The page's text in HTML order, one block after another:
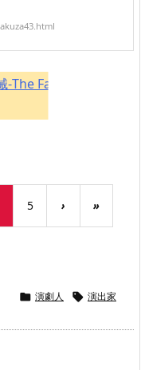
The Faith Machine-
5 › »
 演劇人  演出家